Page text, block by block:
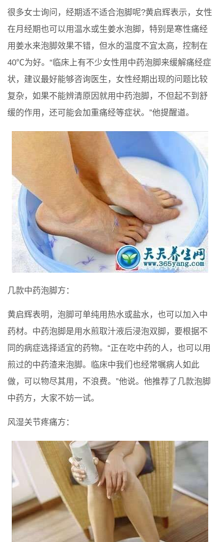
很多女士询问，经期适不适合泡脚呢?黄启辉表示，女性
在月经期也可以用温水或生姜水泡脚，特别是寒性痛经
用姜水来泡脚效果不错，但水的温度不宜太高，控制在
40℃为好。“临床上有不少女性用中药泡脚来缓解痛经症
状，建议最好能够咨询医生，女性经期出现的问题比较
复杂，如果不能辨清原因就用中药泡脚，不但起不到舒
缓的作用，还可能会加重痛经等症状。”他提醒道。
几款中药泡脚方：
黄启辉表明，泡脚可单纯用热水或盐水，也可以加入中
药材。中药泡脚是用水煎取汁液后浸泡双脚，要根据不
同的病症选择适宜的药物。“正在吃中药的人，也可以用
煎过的中药渣来泡脚。临床中我们也经常嘱病人如此
做，可以物尽其用，不浪费。”他说。他推荐了几款泡脚
中药方，大家不妨一试。
风湿关节疼痛方：